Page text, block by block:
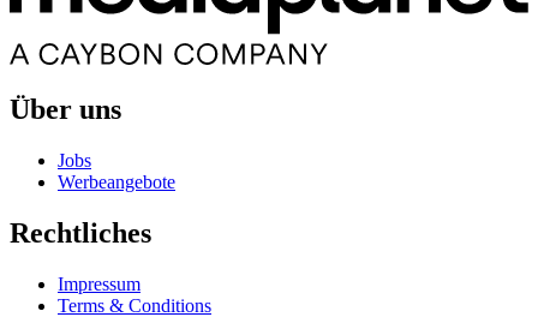
Über uns
Jobs
Werbeangebote
Rechtliches
Impressum
Terms & Conditions